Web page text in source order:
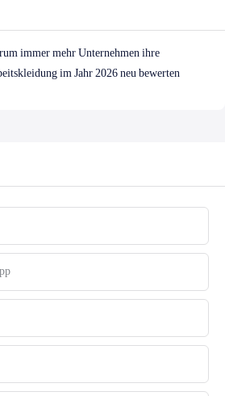
immer mehr Unternehmen ihre
im Jahr 2026 neu bewerten